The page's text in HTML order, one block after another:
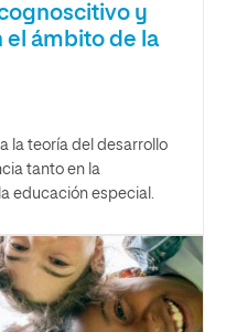
y
el ámbito de la
la teoría del desarrollo
tanto en la
educación especial.